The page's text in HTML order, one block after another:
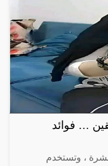
… فوائد
، وتستخدم